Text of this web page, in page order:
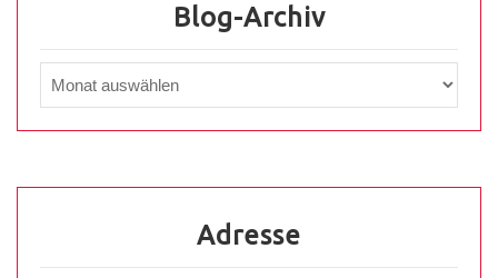
Blog-Archiv
Adresse